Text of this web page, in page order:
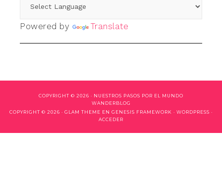
Powered by Translate
COPYRIGHT © 2026 · NUESTROS PASOS POR EL MUNDO
WANDERBLOG
COPYRIGHT © 2026 · GLAM THEME EN GENESIS FRAMEWORK · WORDPRESS ·
ACCEDER